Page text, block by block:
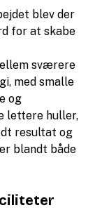
blev der
for at skabe
sværere
med smalle
og
lettere huller,
resultat og
blandt både